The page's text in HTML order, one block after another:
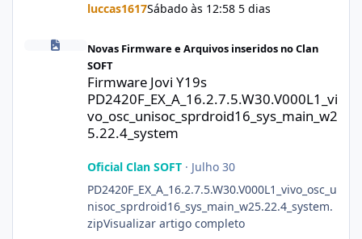
luccas1617Sábado às 12:58 5 dias
Firmware Jovi Y19s
Novas Firmware e Arquivos inseridos no Clan
SOFT
Firmware Jovi Y19s
PD2420F_EX_A_16.2.7.5.W30.V000L1_vi
vo_osc_unisoc_sprdroid16_sys_main_w2
5.22.4_system
Oficial Clan SOFT· Julho 30
PD2420F_EX_A_16.2.7.5.W30.V000L1_vivo_osc_u
nisoc_sprdroid16_sys_main_w25.22.4_system.
zipVisualizar artigo completo